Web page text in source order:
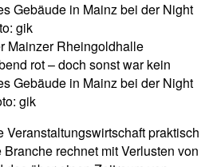
Mainzer Rheingoldhalle
rot – doch sonst war kein
Gebäude in Mainz bei der Night
gik
Veranstaltungswirtschaft praktisch
rechnet mit Verlusten von